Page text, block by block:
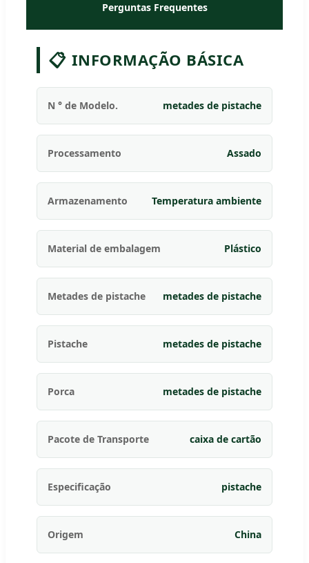
Perguntas Frequentes
📋 INFORMAÇÃO BÁSICA
N ° de Modelo. metades de pistache
Processamento Assado
Armazenamento Temperatura ambiente
Material de embalagem Plástico
Metades de pistache metades de pistache
Pistache metades de pistache
Porca metades de pistache
Pacote de Transporte caixa de cartão
Especificação pistache
Origem China